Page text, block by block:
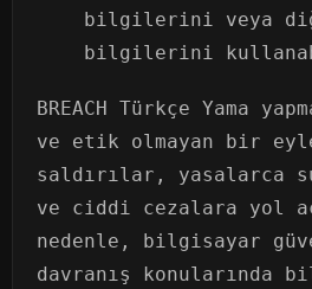
bilgilerini veya
bilgilerini
BREACH Türkçe Yama
ve etik olmayan bir
saldırılar, yasalarca
ve ciddi cezalara yol
nedenle, bilgisayar
davranış konularında